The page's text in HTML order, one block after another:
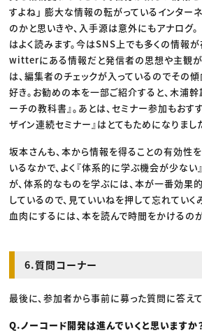
すよね」 膨大な情報の転がっているインター
のかと思いきや、入手源は意外にもアナログ
はよく読みます。今はSNS上でも多くの情報
witterにある情報だと発信者の思想や主観が
は、編集者のチェックが入っているのでその
好き。お勧めの本を一部ご紹介すると、木浦幹
ーチの教科書』。あとは、セミナー参加もおす
ザイン連続セミナー』はとてもためになりまし
坂本さんも、本から情報を得ることの有効性を
いるなかで、よく『体系的に学ぶ機会が少ない
が、体系的なものを学ぶには、本が一番効果
しているので、見ていいねを押して忘れてい
血肉にするには、本を読んで時間をかけるの
6.質問コーナー
最後に、参加者から事前に募った質問に答えて
Q.ノーコード開発は進んでいくと思いますか